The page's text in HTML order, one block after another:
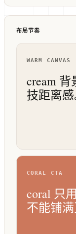
布局节奏
WARM CANVAS
cream
技距离感
CORAL CTA
coral 只
不能铺满